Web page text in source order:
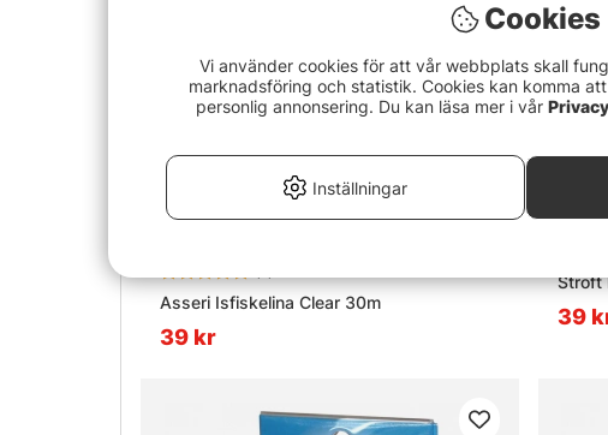
Asseri Isfiskelina Clear 30m
39 kr
Stroft
39
Cookies
Vi använder cookies för att vår webbplats skall
marknadsföring och statistik. Cookies kan komma
personlig annonsering. Du kan läsa mer i vår
Inställningar